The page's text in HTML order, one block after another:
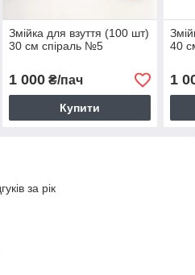
Змійка для взуття (100 шт)
30 см спіраль №5
1 000₴/пач
Купити
40
1
за рік